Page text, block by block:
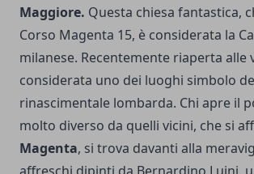
Maggiore. Questa chiesa fantastica,
Corso Magenta 15, è considerata la
milanese. Recentemente riaperta alle
considerata uno dei luoghi simbolo
rinascimentale lombarda. Chi apre il
molto diverso da quelli vicini, che si
Magenta, si trova davanti alla